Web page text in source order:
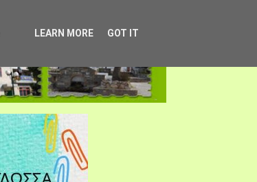
LEARN MORE GOT IT